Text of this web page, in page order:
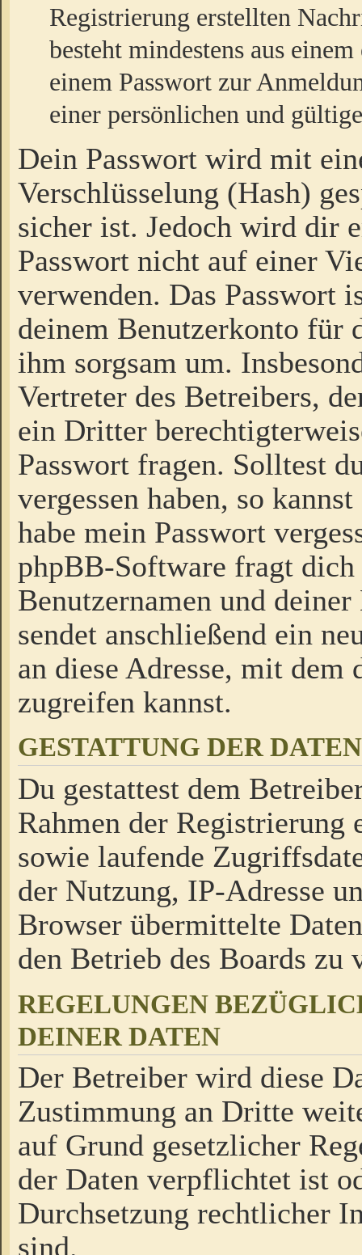
Registrierung erstellten
besteht mindestens aus
einem Passwort zur
einer persönlichen und
Dein Passwort wird mit
Verschlüsselung (Hash)
sicher ist. Jedoch wird dir
Passwort nicht auf einer
verwenden. Das Passwort
deinem Benutzerkonto für
ihm sorgsam um.
Vertreter des Betreibers,
ein Dritter
Passwort fragen. Solltest
vergessen haben, so
habe mein Passwort
phpBB-Software fragt dich
Benutzernamen und
sendet anschließend ein
an diese Adresse, mit dem
zugreifen kannst.
GESTATTUNG DER
Du gestattest dem
Rahmen der Registrierung
sowie laufende
der Nutzung, IP-Adresse
Browser übermittelte
den Betrieb des Boards zu
REGELUNGEN
DEINER DATEN
Der Betreiber wird diese
Zustimmung an Dritte
auf Grund gesetzlicher
der Daten verpflichtet ist
Durchsetzung rechtlicher
sind.